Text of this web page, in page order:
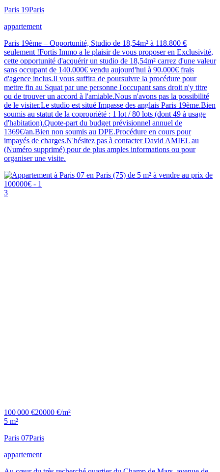
Paris 19Paris
appartement
Paris 19ème – Opportunité, Studio de 18,54m² à 118.800 €
seulement !Fortis Immo a le plaisir de vous proposer en Exclusivité,
cette opportunité d'acquérir un studio de 18,54m² carrez d'une valeur
sans occupant de 140.000€ vendu aujourd'hui à 90.000€ frais
d'agence inclus.Il vous suffira de poursuivre la procédure pour
mettre fin au Squat par une personne l'occupant sans droit n'y titre
ou de trouver un accord à l'amiable.Nous n'avons pas la possibilité
de le visiter.Le studio est situé Impasse des anglais Paris 19ème.Bien
soumis au statut de la copropriété : 1 lot / 80 lots (dont 49 à usage
d'habitation).Quote-part du budget prévisionnel annuel de
1369€/an.Bien non soumis au DPE.Procédure en cours pour
impayés de charges.N'hésitez pas à contacter David AMIEL au
(Numéro supprimé) pour de plus amples informations ou pour
organiser une visite.
3
100 000 €20000 €/m²
5 m²
Paris 07Paris
appartement